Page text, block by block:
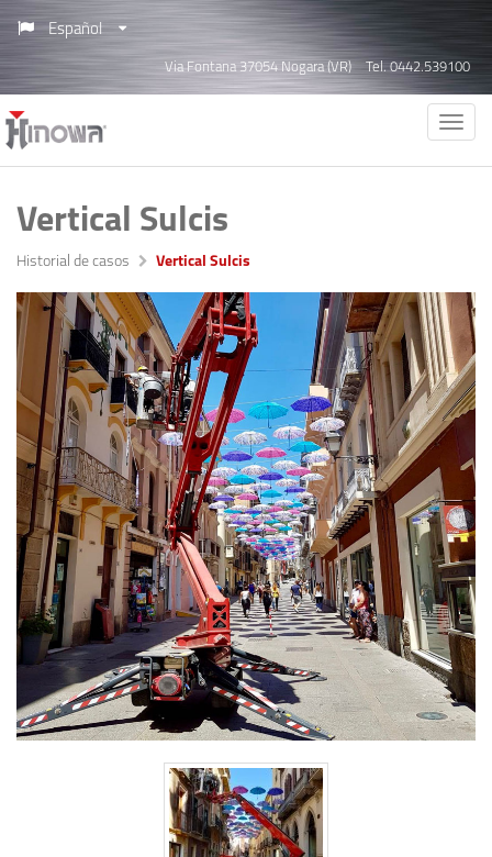
Español
Via Fontana 37054 Nogara (VR) Tel. 0442.539100
Vertical Sulcis
Historial de casos Vertical Sulcis